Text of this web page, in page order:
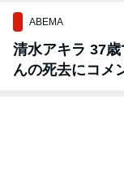
ABEMA
清水アキラ 37
んの死去にコメ